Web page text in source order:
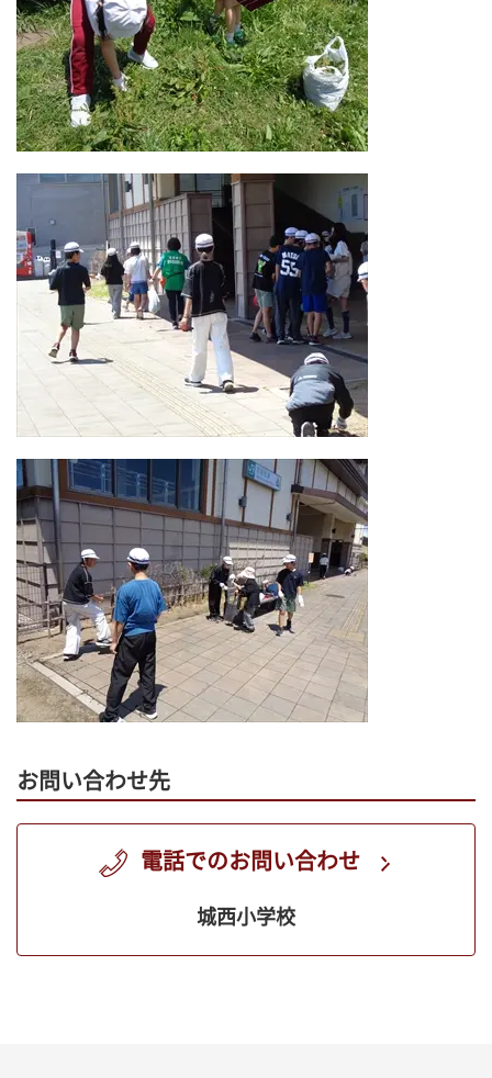
お問い合わせ先
電話でのお問い合わせ
城西小学校